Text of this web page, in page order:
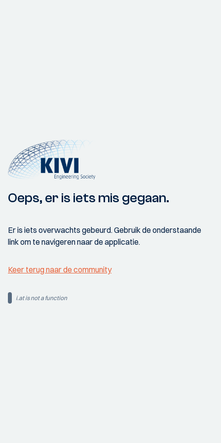
Oeps, er is iets mis gegaan.
Er is iets overwachts gebeurd. Gebruik de onderstaande
link om te navigeren naar de applicatie.
Keer terug naar de community
i.at is not a function